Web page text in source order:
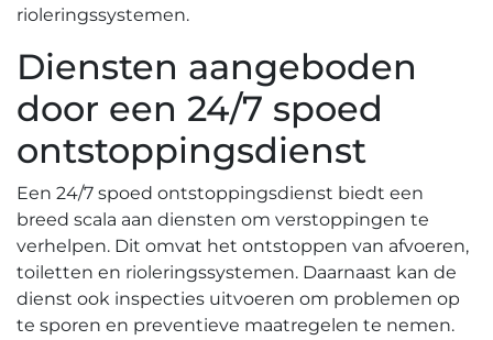
rioleringssystemen.​
Diensten aangeboden
door een 24/7 spoed
ontstoppingsdienst
Een 24/7 spoed ontstoppingsdienst biedt een
breed scala aan diensten om verstoppingen te
verhelpen.​ Dit omvat het ontstoppen van afvoeren,
toiletten en rioleringssystemen.​ Daarnaast kan de
dienst ook inspecties uitvoeren om problemen op
te sporen en preventieve maatregelen te nemen.